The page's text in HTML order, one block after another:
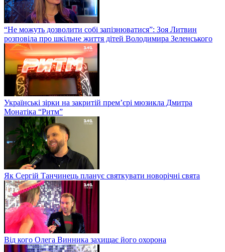
“Не можуть дозволити собі запізнюватися”: Зоя Литвин
розповіла про шкільне життя дітей Володимира Зеленського
Українські зірки на закритій прем’єрі мюзикла Дмитра
Монатіка “Ритм”
Як Сергій Танчинець планує святкувати новорічні свята
Від кого Олега Винника захищає його охорона